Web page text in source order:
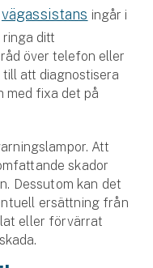
vägassistans ingår i
ringa ditt
över telefon eller
till att diagnostisera
med fixa det på
Att
skador
Dessutom kan det
ersättning från
eller förvärrat